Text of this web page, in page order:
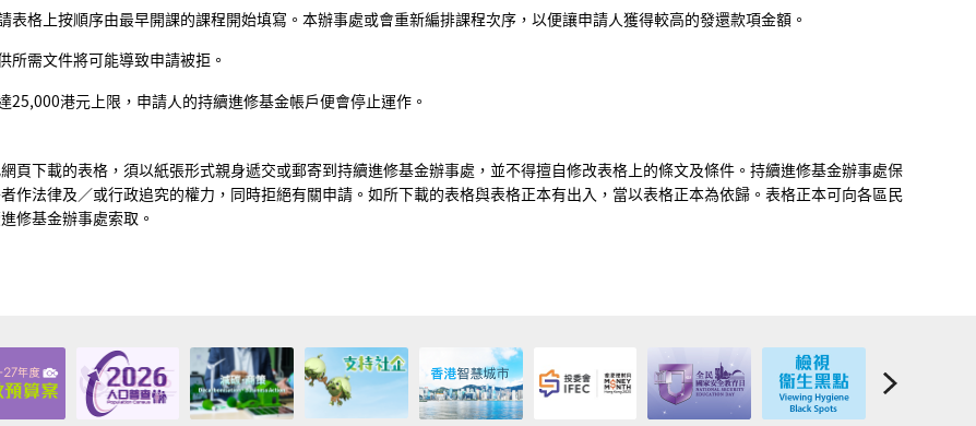
表格上按順序由最早開課的課程開始填寫。本辦事處或會重新編排課程次序，以便讓申請人獲得較高的發還款項金額。
所需文件將可能導致申請被拒。
25,000港元上限，申請人的持續進修基金帳戶便會停止運作。
頁下載的表格，須以紙張形式親身遞交或郵寄到持續進修基金辦事處，並不得擅自修改表格上的條文及條件。持續進修基金辦事處保
作法律及／或行政追究的權力，同時拒絕有關申請。如所下載的表格與表格正本有出入，當以表格正本為依歸。表格正本可向各區民
修基金辦事處索取。